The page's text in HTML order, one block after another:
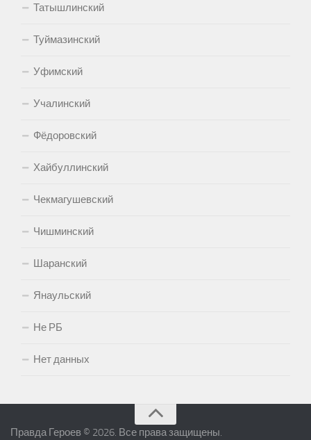
Татышлинский
Туймазинский
Уфимский
Учалинский
Фёдоровский
Хайбуллинский
Чекмагушевский
Чишминский
Шаранский
Янаульский
Не РБ
Нет данных
Правда Героев © 2026. Все права защищены.